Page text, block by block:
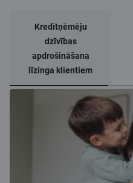
Kredītņēmēju
dzīvības
apdrošināšana
līzinga klientiem